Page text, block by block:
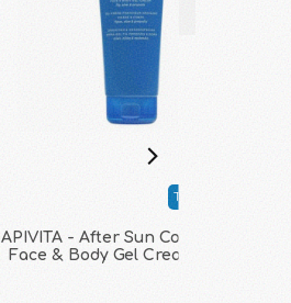
Top Seller
APIVITA - After Sun Cool & Sooth
Face & Body Gel Cream | 200ml